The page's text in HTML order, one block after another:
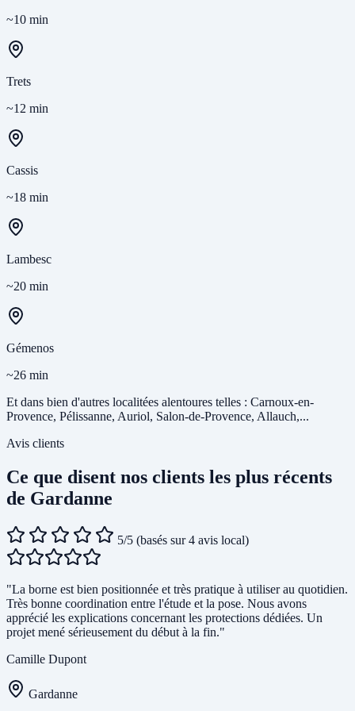
~10 min
Trets
~12 min
Cassis
~18 min
Lambesc
~20 min
Gémenos
~26 min
Et dans bien d'autres localitées alentoures telles : Carnoux-en-
Provence, Pélissanne, Auriol, Salon-de-Provence, Allauch,...
Avis clients
Ce que disent nos clients les plus récents
de Gardanne
5/5 (basés sur 4 avis local)
"La borne est bien positionnée et très pratique à utiliser au quotidien.
Très bonne coordination entre l'étude et la pose. Nous avons
apprécié les explications concernant les protections dédiées. Un
projet mené sérieusement du début à la fin."
Camille Dupont
Gardanne